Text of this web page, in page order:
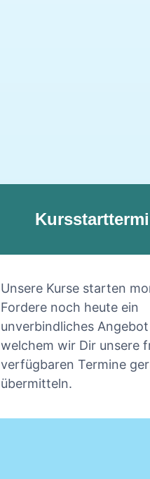
Unsere Kurse starten
Fordere noch heute ein
unverbindliches
welchem wir Dir unsere
verfügbaren Termine
übermitteln.